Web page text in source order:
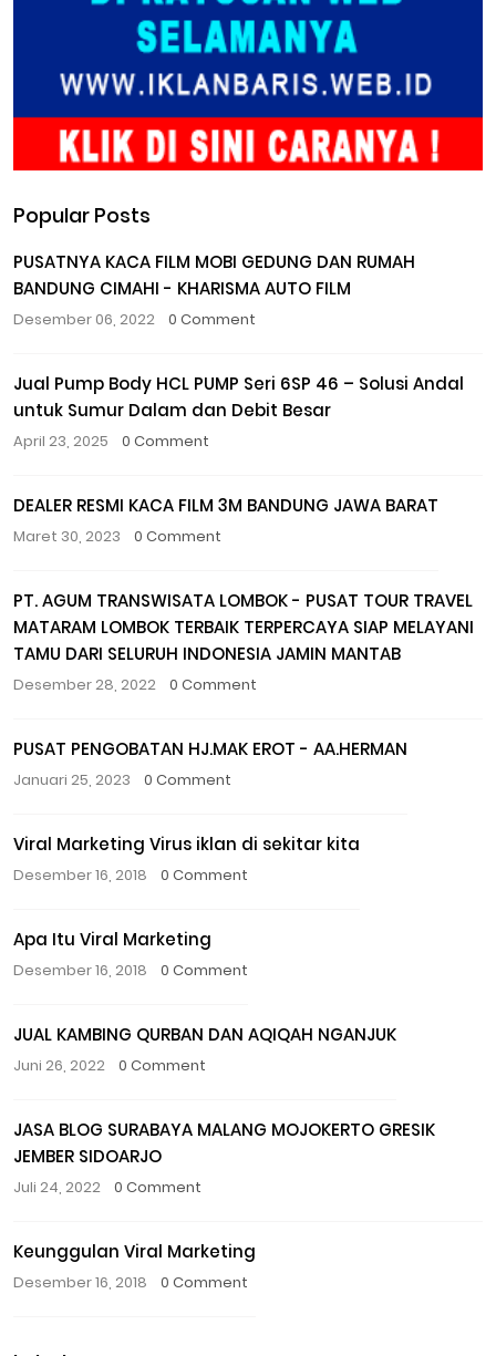
Popular Posts
PUSATNYA KACA FILM MOBI GEDUNG DAN RUMAH
BANDUNG CIMAHI - KHARISMA AUTO FILM
Desember 06, 2022 0 Comment
Jual Pump Body HCL PUMP Seri 6SP 46 – Solusi Andal
untuk Sumur Dalam dan Debit Besar
April 23, 2025 0 Comment
DEALER RESMI KACA FILM 3M BANDUNG JAWA BARAT
Maret 30, 2023 0 Comment
PT. AGUM TRANSWISATA LOMBOK - PUSAT TOUR TRAVEL
MATARAM LOMBOK TERBAIK TERPERCAYA SIAP MELAYANI
TAMU DARI SELURUH INDONESIA JAMIN MANTAB
Desember 28, 2022 0 Comment
PUSAT PENGOBATAN HJ.MAK EROT - AA.HERMAN
Januari 25, 2023 0 Comment
Viral Marketing Virus iklan di sekitar kita
Desember 16, 2018 0 Comment
Apa Itu Viral Marketing
Desember 16, 2018 0 Comment
JUAL KAMBING QURBAN DAN AQIQAH NGANJUK
Juni 26, 2022 0 Comment
JASA BLOG SURABAYA MALANG MOJOKERTO GRESIK
JEMBER SIDOARJO
Juli 24, 2022 0 Comment
Keunggulan Viral Marketing
Desember 16, 2018 0 Comment